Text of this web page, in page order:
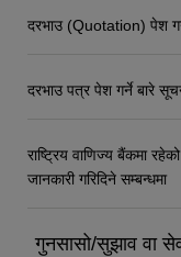
दरभाउ (Quotation) पेश
दरभाउ पत्र पेश गर्ने बारे
राष्ट्रिय वाणिज्य बैंकमा
जानकारी गरिदिने सम्बन्धमा
गुनसासो/सुझाव वा